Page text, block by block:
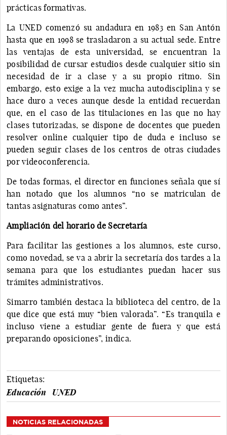
prácticas formativas.
La UNED comenzó su andadura en 1983 en San Antón
hasta que en 1998 se trasladaron a su actual sede. Entre
las ventajas de esta universidad, se encuentran la
posibilidad de cursar estudios desde cualquier sitio sin
necesidad de ir a clase y a su propio ritmo. Sin
embargo, esto exige a la vez mucha autodisciplina y se
hace duro a veces aunque desde la entidad recuerdan
que, en el caso de las titulaciones en las que no hay
clases tutorizadas, se dispone de docentes que pueden
resolver online cualquier tipo de duda e incluso se
pueden seguir clases de los centros de otras ciudades
por videoconferencia.
De todas formas, el director en funciones señala que sí
han notado que los alumnos “no se matriculan de
tantas asignaturas como antes”.
Ampliación del horario de Secretaría
Para facilitar las gestiones a los alumnos, este curso,
como novedad, se va a abrir la secretaría dos tardes a la
semana para que los estudiantes puedan hacer sus
trámites administrativos.
Simarro también destaca la biblioteca del centro, de la
que dice que está muy “bien valorada”. “Es tranquila e
incluso viene a estudiar gente de fuera y que está
preparando oposiciones”, indica.
Etiquetas:
Educación
UNED
NOTICIAS RELACIONADAS